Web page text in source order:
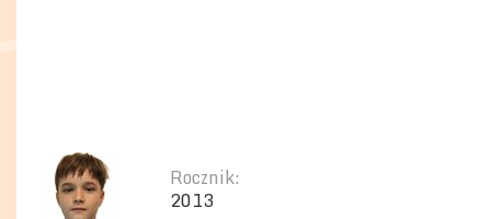
Rocznik:
2013